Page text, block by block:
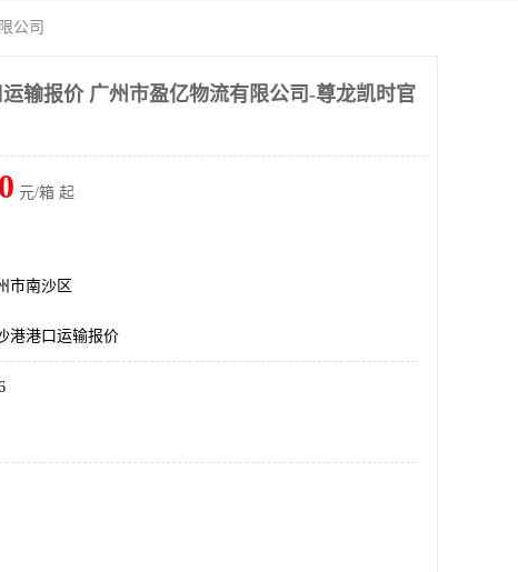
公司
输报价 广州市盈亿物流有限公司-尊龙凯时官
元/箱 起
市南沙区
港港口运输报价